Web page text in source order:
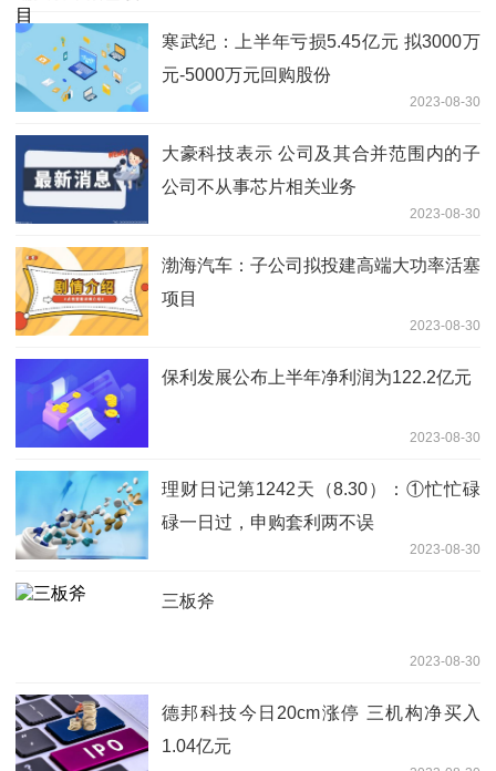
寒武纪：上半年亏损5.45亿元 拟3000万
元-5000万元回购股份
2023-08-30
大豪科技表示 公司及其合并范围内的子
公司不从事芯片相关业务
2023-08-30
渤海汽车：子公司拟投建高端大功率活塞
项目
2023-08-30
保利发展公布上半年净利润为122.2亿元
2023-08-30
理财日记第1242天（8.30）：①忙忙碌
碌一日过，申购套利两不误
2023-08-30
三板斧
2023-08-30
德邦科技今日20cm涨停 三机构净买入
1.04亿元